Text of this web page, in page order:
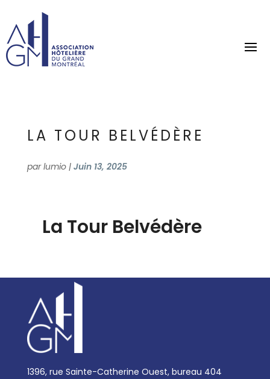
LA TOUR BELVÉDÈRE
parlumio| Juin 13, 2025
La Tour Belvédère
1396, rue Sainte-Catherine Ouest, bureau 404